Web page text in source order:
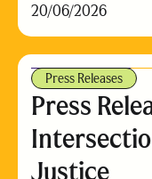
20/06/2026
Press Releases
Press
Justice